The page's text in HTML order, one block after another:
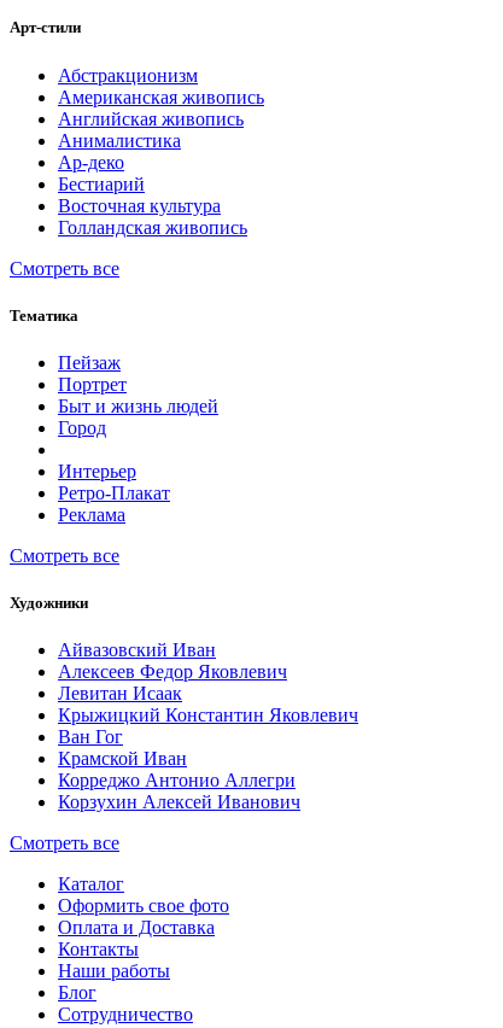
Арт-стили
Абстракционизм
Американская живопись
Английская живопись
Анималистика
Ар-деко
Бестиарий
Восточная культура
Голландская живопись
Смотреть все
Тематика
Пейзаж
Портрет
Быт и жизнь людей
Город
Интерьер
Ретро-Плакат
Реклама
Смотреть все
Художники
Айвазовский Иван
Алексеев Федор Яковлевич
Левитан Исаак
Крыжицкий Константин Яковлевич
Ван Гог
Крамской Иван
Корреджо Антонио Аллегри
Корзухин Алексей Иванович
Смотреть все
Каталог
Оформить свое фото
Оплата и Доставка
Контакты
Наши работы
Блог
Сотрудничество